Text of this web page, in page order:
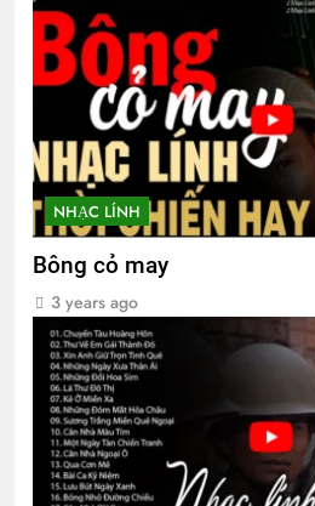
NHẠC LÍNH
Bông cỏ may
3 years ago